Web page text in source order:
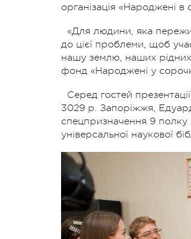
організація «Народжені в
«Для людини, яка
до цієї проблеми, щоб
нашу землю, наших
фонд «Народжені у
Серед гостей
3029 р. Запоріжжя,
спецпризначення 9 полку
універсальної наукової